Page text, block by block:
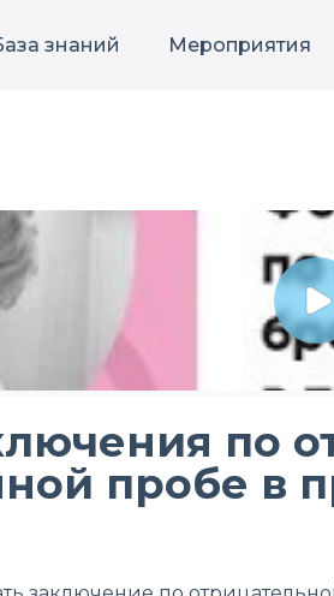
знаний Мероприятия
по
пробе в